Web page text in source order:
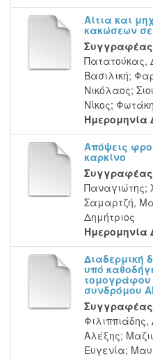
Αίτια και
κακώσεων
Πατατούκας,
Βασιλική;
Νικόλαος;
Νίκος;
Ημερομηνία
Απόψεις
καρκίνο
Παναγιώτης;
Σαμαρτζή,
Δημήτριος
Ημερομηνία
Διαδερμική
υπό
τομογράφου
συνδρόμου
Αλέξης;
Ευγενία;